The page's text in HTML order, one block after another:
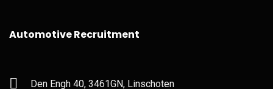
Automotive Recruitment
Den Engh 40, 3461GN, Linschoten